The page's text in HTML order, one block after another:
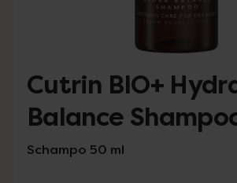
Cutrin BIO+
Balance
Schampo 50 ml